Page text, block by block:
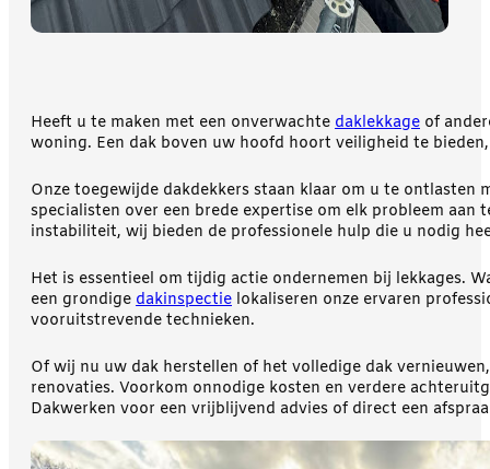
Heeft u te maken met een onverwachte daklekkage of
woning. Een dak boven uw hoofd hoort veiligheid te
Onze toegewijde dakdekkers staan klaar om u te ontlasten
specialisten over een brede expertise om elk probleem
instabiliteit, wij bieden de professionele hulp die u nodig
Het is essentieel om tijdig actie ondernemen bij lekkages.
een grondige dakinspectie lokaliseren onze ervaren
vooruitstrevende technieken.
Of wij nu uw dak herstellen of het volledige dak
renovaties. Voorkom onnodige kosten en verdere
Dakwerken voor een vrijblijvend advies of direct een